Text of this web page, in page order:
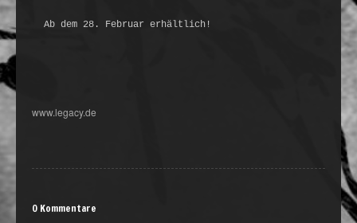
Ab dem 28. Februar erhältlich!
www.legacy.de
0 Kommentare